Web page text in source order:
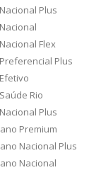
Plus
Flex
Plus
Rio
Plus
Premium
Nacional Plus
Nacional